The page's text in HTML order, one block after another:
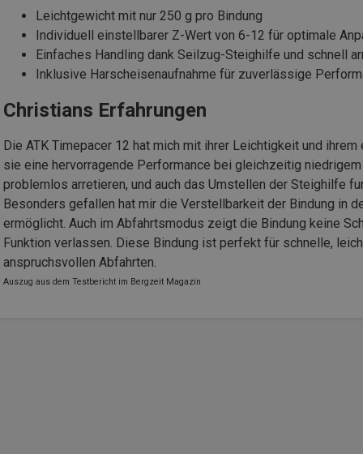
Leichtgewicht mit nur 250 g pro Bindung
Individuell einstellbarer Z-Wert von 6-12 für optimale
Einfaches Handling dank Seilzug-Steighilfe und schnell
Inklusive Harscheisenaufnahme für zuverlässige
Christians Erfahrungen
Die ATK Timepacer 12 hat mich mit ihrer Leichtigkeit und
sie eine hervorragende Performance bei gleichzeitig
problemlos arretieren, und auch das Umstellen der Steighilfe
Besonders gefallen hat mir die Verstellbarkeit der Bindung in
ermöglicht. Auch im Abfahrtsmodus zeigt die Bindung keine
Funktion verlassen. Diese Bindung ist perfekt für schnelle,
anspruchsvollen Abfahrten.
Auszug aus dem Testbericht im Bergzeit Magazin